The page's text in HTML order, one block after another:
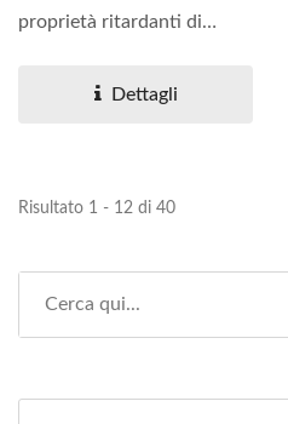
proprietà ritardanti di
Dettagli
Risultato 1 - 12 di 40